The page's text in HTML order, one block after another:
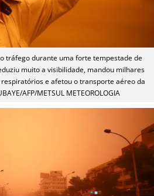
tráfego durante uma forte tempestade de
muito a visibilidade, mandou milhares
e afetou o transporte aéreo da
AFP/METSUL METEOROLOGIA